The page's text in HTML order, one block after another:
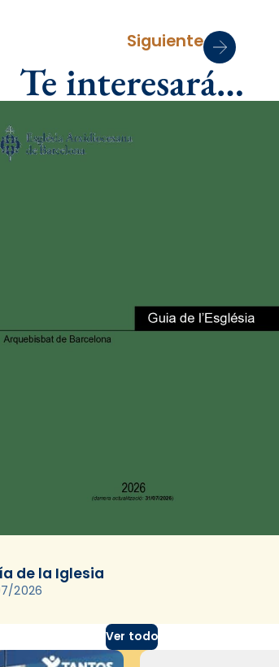
Siguiente
Te interesará…
de la Iglesia
2026
Ver todo